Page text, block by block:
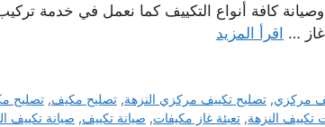
كافة أنواع التكييف كما نعمل في خدمة
… اقرأ المزيد
مركزي,تصليح تكييف مركزي النزهة,تصليح مكيف,تصليح
تكييف النزهة, تعبئة غاز مكيفات, صيانة تكييف, صيانة تكييف